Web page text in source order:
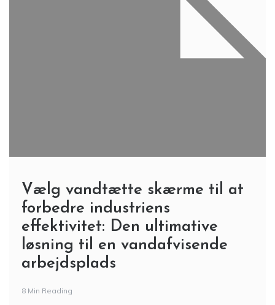
Vælg vandtætte skærme til at
forbedre industriens
effektivitet: Den ultimative
løsning til en vandafvisende
arbejdsplads
8 Min Reading